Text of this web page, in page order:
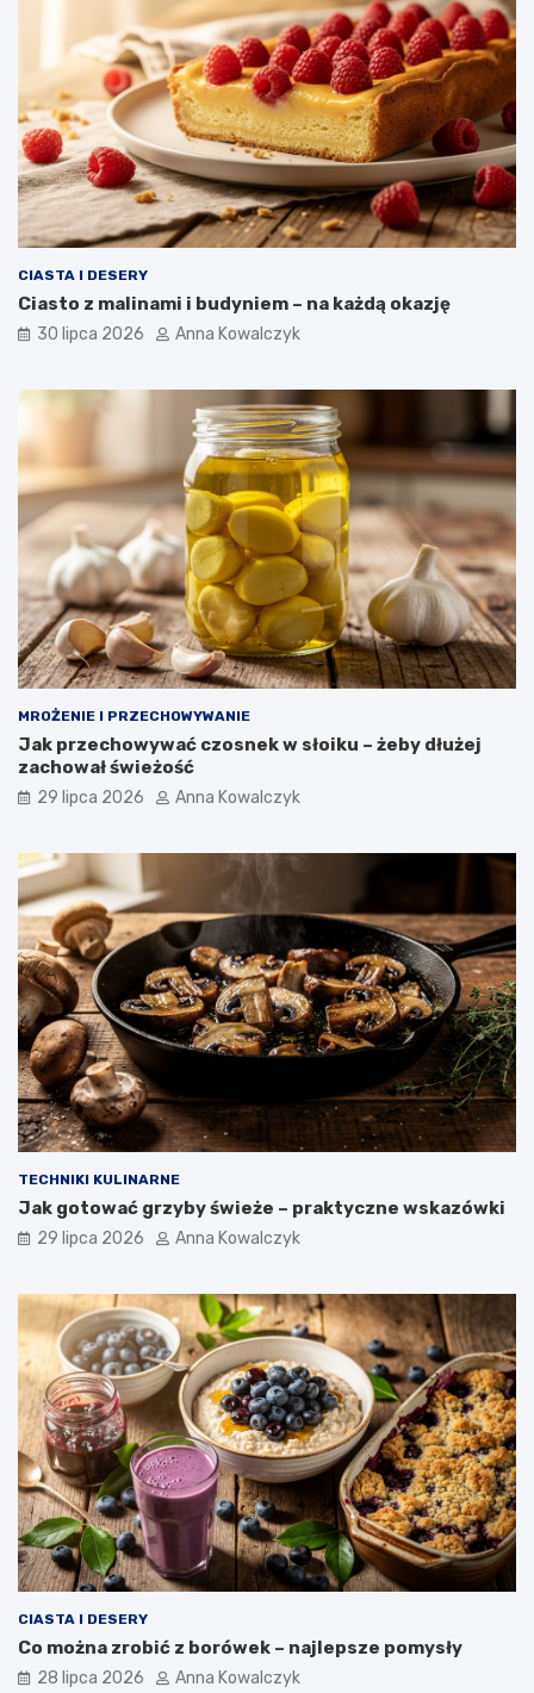
CIASTA I DESERY
Ciasto z malinami i budyniem – na każdą okazję
30 lipca 2026 Anna Kowalczyk
MROŻENIE I PRZECHOWYWANIE
Jak przechowywać czosnek w słoiku – żeby dłużej
zachował świeżość
29 lipca 2026 Anna Kowalczyk
TECHNIKI KULINARNE
Jak gotować grzyby świeże – praktyczne wskazówki
29 lipca 2026 Anna Kowalczyk
CIASTA I DESERY
Co można zrobić z borówek – najlepsze pomysły
28 lipca 2026 Anna Kowalczyk